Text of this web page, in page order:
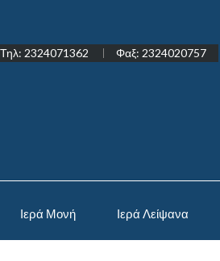
Τηλ: 2324071362 Φαξ: 2324020757
Ιερά Μονή Ιερά Λείψανα